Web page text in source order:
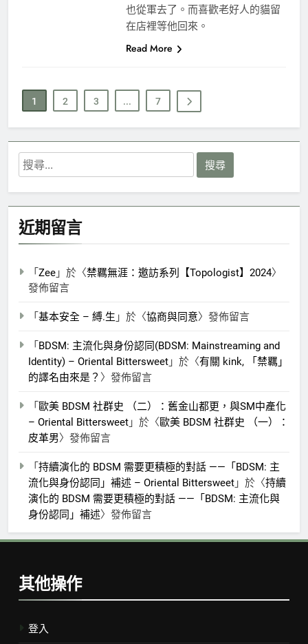
也從軍去了。而喜歡老好人的貓留
在店裡等他回來。
Read More
1 2 3 ... 7
搜
尋
鍵
字:
近期留言
「 Zee 」於〈禁羈無涯：邀訪系列【Topologist】2024〉
發佈留言
「 基本安全 – 縛.生 」於〈協商與同意〉發佈留言
「 BDSM: 主流化與身份認同(BDSM: Mainstreaming and
Identity) – Oriental Bittersweet 」於〈有關 kink, 「禁羈」
的譯名由來是？ 〉發佈留言
「 歐美 BDSM 社群史 （二）：舊金山都更，與SM中產化
– Oriental Bittersweet 」於〈歐美 BDSM 社群史 （一）：
皮革男〉發佈留言
「 持續演化的 BDSM 需要更積極的對話 ——「BDSM: 主
流化與身份認同」補述 – Oriental Bittersweet 」於〈持續
演化的 BDSM 需要更積極的對話 ——「BDSM: 主流化與
身份認同」補述〉發佈留言
其他操作
登入